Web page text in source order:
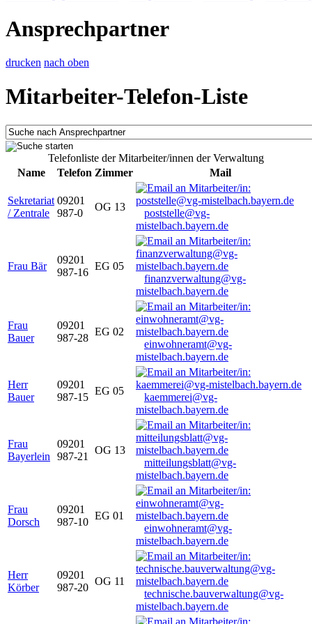
Ansprechpartner
drucken nach oben
Mitarbeiter-Telefon-Liste
Telefonliste der Mitarbeiter/innen der Verwaltung
Name
Telefon Zimmer Mail
Sekretariat
/ Zentrale
09201
987-0
OG 13
poststelle@vg-
mistelbach.bayern.de
Frau Bär
09201
987-16
EG 05
finanzverwaltung@vg-
mistelbach.bayern.de
Frau
Bauer
09201
987-28
EG 02
einwohneramt@vg-
mistelbach.bayern.de
Herr
Bauer
09201
987-15
EG 05
kaemmerei@vg-
mistelbach.bayern.de
Frau
Bayerlein
09201
987-21
OG 13
mitteilungsblatt@vg-
mistelbach.bayern.de
Frau
Dorsch
09201
987-10
EG 01
einwohneramt@vg-
mistelbach.bayern.de
Herr
Körber
09201
987-20
OG 11
technische.bauverwaltung@vg-
mistelbach.bayern.de